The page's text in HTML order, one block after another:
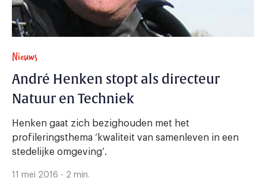
Nieuws
André Henken stopt als directeur
Natuur en Techniek
Henken gaat zich bezighouden met het
profileringsthema ‘kwaliteit van samenleven in een
stedelijke omgeving’.
11 mei 2016 - 2 min.